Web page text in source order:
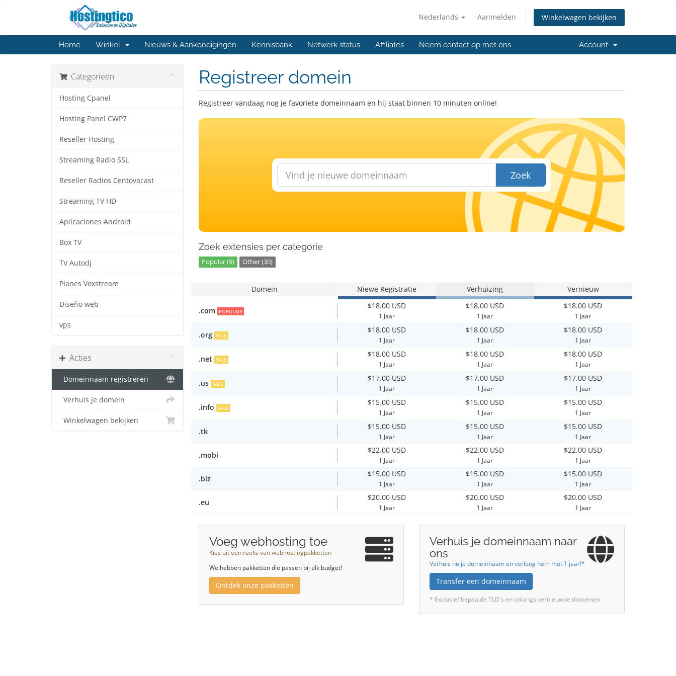
Nederlands Aanmelden Winkelwagen bekijken
Home Winkel Nieuws & Aankondigingen Kennisbank Netwerk status Affiliates Neem contact op met ons Account
Categorieën
Hosting Cpanel
Hosting Panel CWP7
Reseller Hosting
Streaming Radio SSL
Reseller Radios Centovacast
Streaming TV HD
Aplicaciones Android
Box TV
TV Autodj
Planes Voxstream
Diseño web
vps
Acties
Domeinnaam registreren
Verhuis je domein
Winkelwagen bekijken
Registreer domein
Registreer vandaag nog je favoriete domeinnaam en hij staat binnen 10 minuten online!
Zoek
Zoek extensies per categorie
Popular (9) Other (30)
Domein Niewe Registratie Verhuizing Vernieuw
.com POPULAIR
$18.00 USD
1 Jaar
$18.00 USD
1 Jaar
$18.00 USD
1 Jaar
.org SALE
$18.00 USD
1 Jaar
$18.00 USD
1 Jaar
$18.00 USD
1 Jaar
.net SALE
$18.00 USD
1 Jaar
$18.00 USD
1 Jaar
$18.00 USD
1 Jaar
.us SALE
$17.00 USD
1 Jaar
$17.00 USD
1 Jaar
$17.00 USD
1 Jaar
.info SALE
$15.00 USD
1 Jaar
$15.00 USD
1 Jaar
$15.00 USD
1 Jaar
.tk
$15.00 USD
1 Jaar
$15.00 USD
1 Jaar
$15.00 USD
1 Jaar
.mobi
$22.00 USD
1 Jaar
$22.00 USD
1 Jaar
$22.00 USD
1 Jaar
.biz
$15.00 USD
1 Jaar
$15.00 USD
1 Jaar
$15.00 USD
1 Jaar
.eu
$20.00 USD
1 Jaar
$20.00 USD
1 Jaar
$20.00 USD
1 Jaar
Voeg webhosting toe
Kies uit een reeks van webhostingpakketten
We hebben pakketten die passen bij elk budget!
Ontdek onze pakketten
Verhuis je domeinnaam naar
ons
Verhuis nu je domeinnaam en verleng hem met 1 jaar!*
Transfer een domeinnaam
* Exclusief bepaalde TLD's en onlangs vernieuwde domeinen